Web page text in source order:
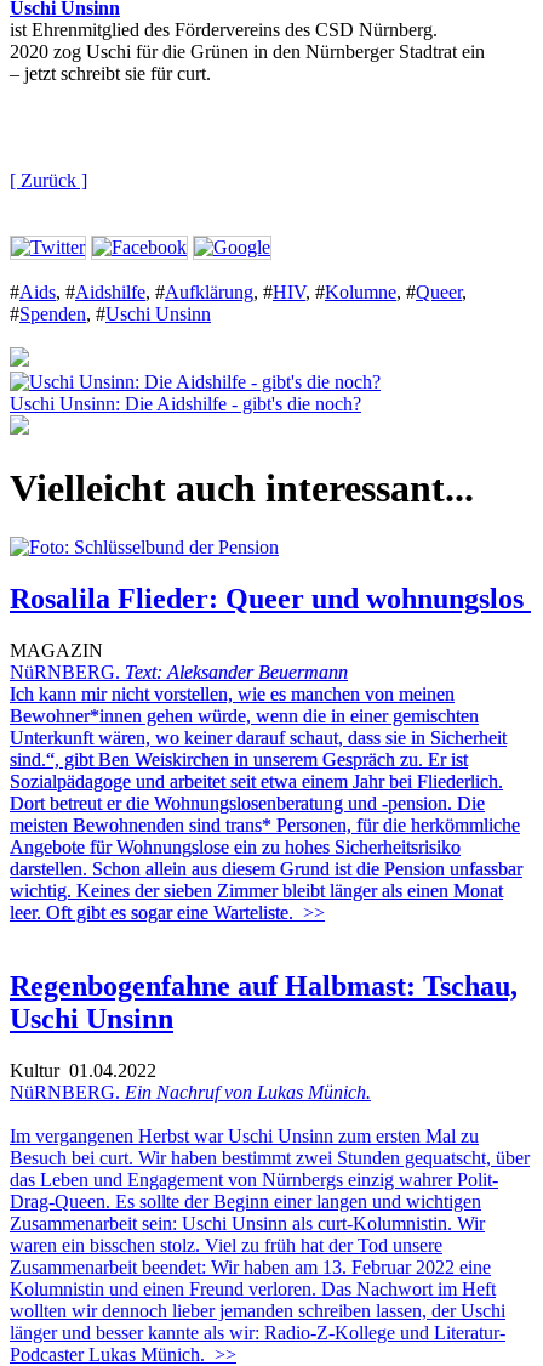
Uschi Unsinn
ist Ehrenmitglied des Fördervereins des CSD Nürnberg.
2020 zog Uschi für die Grünen in den Nürnberger Stadtrat ein
– jetzt schreibt sie für curt.
[ Zurück ]
#Aids, #Aidshilfe, #Aufklärung, #HIV, #Kolumne, #Queer,
#Spenden, #Uschi Unsinn
Uschi Unsinn: Die Aidshilfe - gibt's die noch?
Vielleicht auch interessant...
Rosalila Flieder: Queer und wohnungslos
MAGAZIN
NüRNBERG. Text: Aleksander Beuermann
Ich kann mir nicht vorstellen, wie es manchen von meinen
Bewohner*innen gehen würde, wenn die in einer gemischten
Unterkunft wären, wo keiner darauf schaut, dass sie in Sicherheit
sind.“, gibt Ben Weiskirchen in unserem Gespräch zu. Er ist
Sozialpädagoge und arbeitet seit etwa einem Jahr bei Fliederlich.
Dort betreut er die Wohnungslosenberatung und -pension. Die
meisten Bewohnenden sind trans* Personen, für die herkömmliche
Angebote für Wohnungslose ein zu hohes Sicherheitsrisiko
darstellen. Schon allein aus diesem Grund ist die Pension unfassbar
wichtig. Keines der sieben Zimmer bleibt länger als einen Monat
leer. Oft gibt es sogar eine Warteliste. >>
Regenbogenfahne auf Halbmast: Tschau,
Uschi Unsinn
Kultur01.04.2022
NüRNBERG. Ein Nachruf von Lukas Münich.
Im vergangenen Herbst war Uschi Unsinn zum ersten Mal zu
Besuch bei curt. Wir haben bestimmt zwei Stunden gequatscht, über
das Leben und Engagement von Nürnbergs einzig wahrer Polit-
Drag-Queen. Es sollte der Beginn einer langen und wichtigen
Zusammenarbeit sein: Uschi Unsinn als curt-Kolumnistin. Wir
waren ein bisschen stolz. Viel zu früh hat der Tod unsere
Zusammenarbeit beendet: Wir haben am 13. Februar 2022 eine
Kolumnistin und einen Freund verloren. Das Nachwort im Heft
wollten wir dennoch lieber jemanden schreiben lassen, der Uschi
länger und besser kannte als wir: Radio-Z-Kollege und Literatur-
Podcaster Lukas Münich. >>